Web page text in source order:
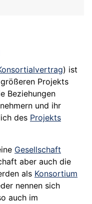
) ist
Projekts
Beziehungen
und ihr
des Projekts
Gesellschaft
aber auch die
als Konsortium
nennen sich
auch im